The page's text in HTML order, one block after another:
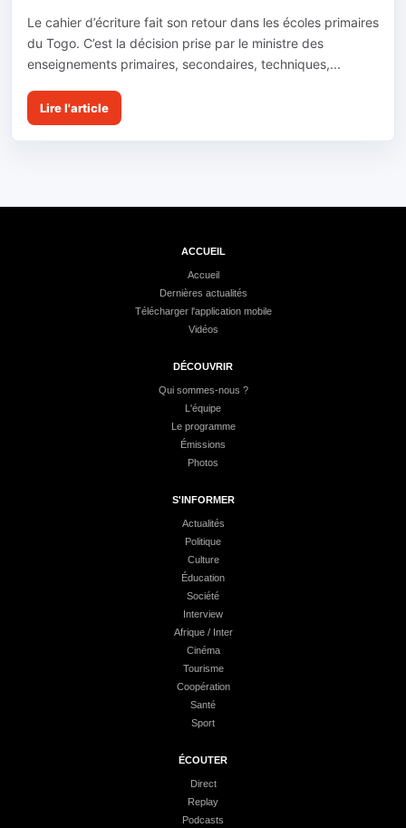
Le cahier d’écriture fait son retour dans les écoles primaires
du Togo. C’est la décision prise par le ministre des
enseignements primaires, secondaires, techniques,...
Lire l'article
ACCUEIL
Accueil
Dernières actualités
Télécharger l'application mobile
Vidéos
DÉCOUVRIR
Qui sommes-nous ?
L'équipe
Le programme
Émissions
Photos
S'INFORMER
Actualités
Politique
Culture
Éducation
Société
Interview
Afrique / Inter
Cinéma
Tourisme
Coopération
Santé
Sport
ÉCOUTER
Direct
Replay
Podcasts